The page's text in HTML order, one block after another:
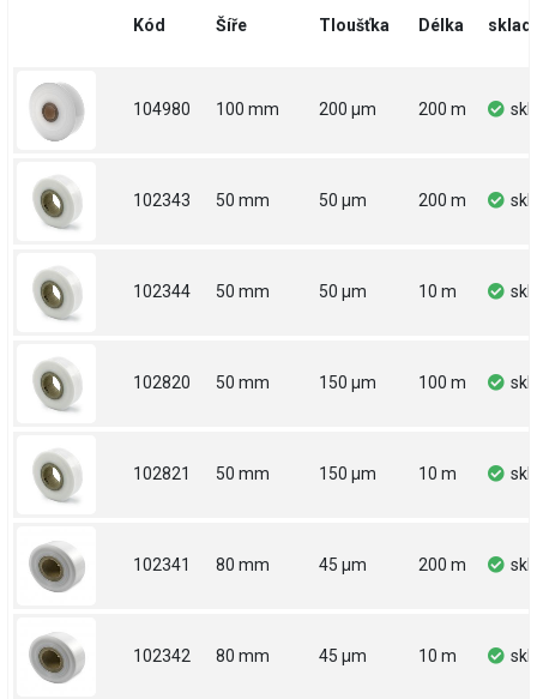
Kód Šíře Tloušťka Délka sklad
104980 100 mm 200 µm 200 m
102343 50 mm 50 µm 200 m
102344 50 mm 50 µm 10 m
102820 50 mm 150 µm 100 m
102821 50 mm 150 µm 10 m
102341 80 mm 45 µm 200 m
102342 80 mm 45 µm 10 m